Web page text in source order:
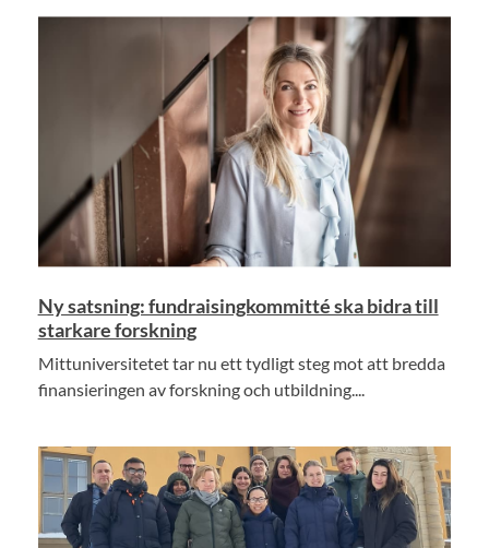
Ny satsning: fundraisingkommitté ska bidra till
starkare forskning
Mittuniversitetet tar nu ett tydligt steg mot att bredda
finansieringen av forskning och utbildning....